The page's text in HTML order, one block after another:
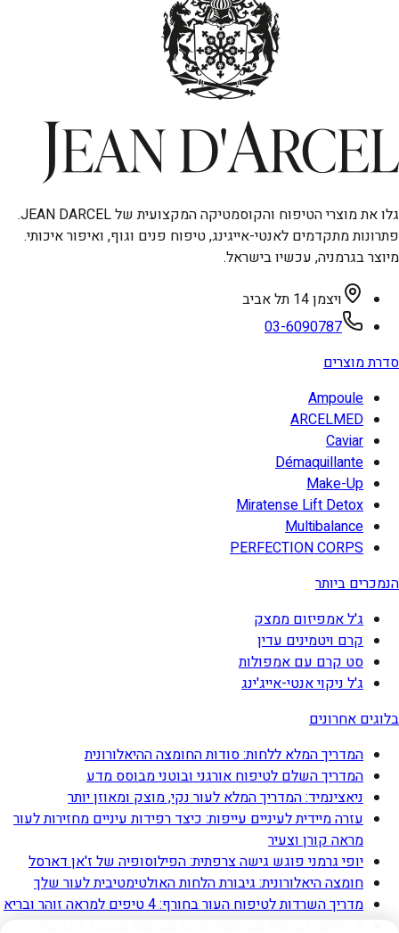
גלו את מוצרי הטיפוח והקוסמטיקה המקצועית של JEAN DARCEL.
פתרונות מתקדמים לאנטי-אייגינג, טיפוח פנים וגוף, ואיפור איכותי.
מיוצר בגרמניה, עכשיו בישראל.
ויצמן 14 תל אביב
03-6090787
סדרת מוצרים
Ampoule
ARCELMED
Caviar
Démaquillante
Make-Up
Miratense Lift Detox
Multibalance
PERFECTION CORPS
הנמכרים ביותר
ג'ל אמפיזום ממצק
קרם ויטמינים עדין
סט קרם עם אמפולות
ג'ל ניקוי אנטי-אייג'ינג
בלוגים אחרונים
המדריך המלא ללחות: סודות החומצה ההיאלורונית
המדריך השלם לטיפוח אורגני ובוטני מבוסס מדע
ניאצינמיד: המדריך המלא לעור נקי, מוצק ומאוזן יותר
עזרה מיידית לעיניים עייפות: כיצד רפידות עיניים מחזירות לעור
מראה קורן וצעיר
יופי גרמני פוגש גישה צרפתית: הפילוסופיה של ז'אן דארסל
חומצה היאלורונית: גיבורת הלחות האולטימטיבית לעור שלך
מדריך השרדות לטיפוח העור בחורף: 4 טיפים למראה זוהר ובריא